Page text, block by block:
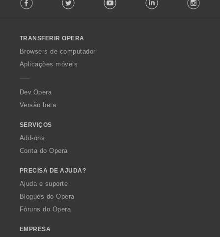
w
O
p
a
TRANSFERIR OPERA
Browsers de computador
Aplicações móveis
Dev.Opera
Versão beta
SERVIÇOS
Add-ons
Conta do Opera
PRECISA DE AJUDA?
Ajuda e suporte
Blogues do Opera
Fóruns do Opera
EMPRESA